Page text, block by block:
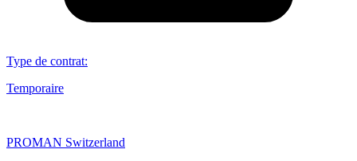
Type de contrat:
Temporaire
PROMAN Switzerland